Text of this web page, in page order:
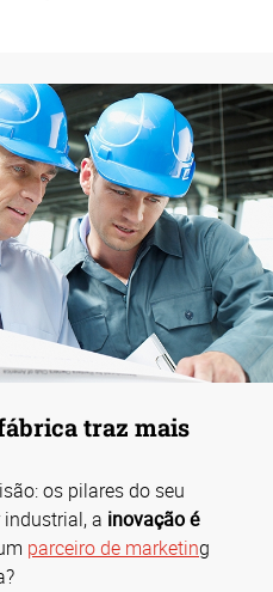
traz mais
os pilares do seu
a inovação é
parceiro de marketing